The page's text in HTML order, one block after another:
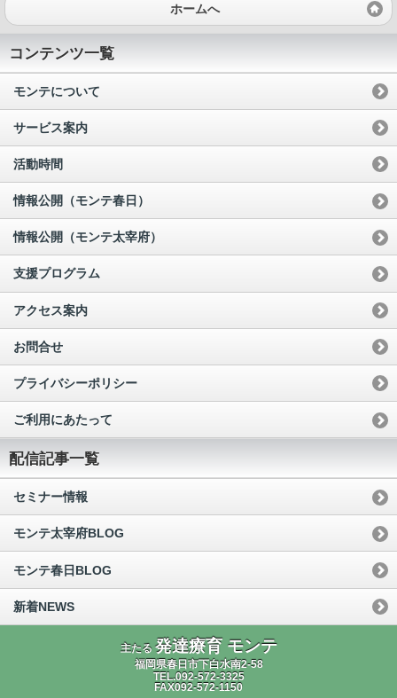
ホームへ
コンテンツ一覧
モンテについて
サービス案内
活動時間
情報公開（モンテ春日）
情報公開（モンテ太宰府）
支援プログラム
アクセス案内
お問合せ
プライバシーポリシー
ご利用にあたって
配信記事一覧
セミナー情報
モンテ太宰府BLOG
モンテ春日BLOG
新着NEWS
主たる 発達療育 モンテ
福岡県春日市下白水南2-58
TEL.092-572-3325
FAX092-572-1150